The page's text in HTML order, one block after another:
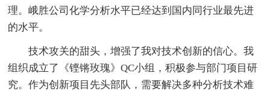
理。峨胜公司化学分析水平已经达到国内同行业最先进
的水平。
技术攻关的甜头，增强了我对技术创新的信心。我
组织成立了《铿锵玫瑰》QC小组，积极参与部门项目研
究。作为创新项目先头部队，需要解决多种分析技术难